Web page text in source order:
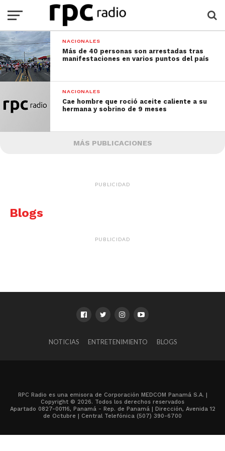
NACIONALES
Más de 40 personas son arrestadas tras
manifestaciones en varios puntos del país
NACIONALES
Cae hombre que roció aceite caliente a su
hermana y sobrino de 9 meses
MÁS PUBLICACIONES
PUBLICIDAD
Blogs
PUBLICIDAD
NOTICIAS ENTRETENIMIENTO BLOGS
RPC Radio es una emisora de Corporación MEDCOM Panamá S.A. |
Copyright © 2026. Todos los derechos reservados
Apartado 0827-00116, Panamá - Rep. de Panamá | Dirección, Avenida 12
de Octubre | Central Telefónica (507) 390-6700